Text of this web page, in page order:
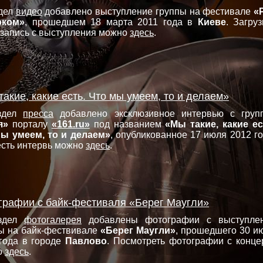
видеодобавлено выступление группы на фестивале
, прошедшем 18 марта 2011 года в Киеве.
с выступления можно здесь.
какие есть. Что мы умеем, то и делаем»
пресса добавлено эксклюзивное интервью с
порталу «161.ru»под названием«Мы такие, какие
умеем, то и делаем», опубликованное 17 июля 2012
интервь можно здесь.
с байк-фестиваля «Берег Маугли»
фотогалерея добавлены фотографии с
на байк-фествивале «Берег Маугли», прошедшего 30
в городе Павлово. Посмотреть фотографии с
здесь.